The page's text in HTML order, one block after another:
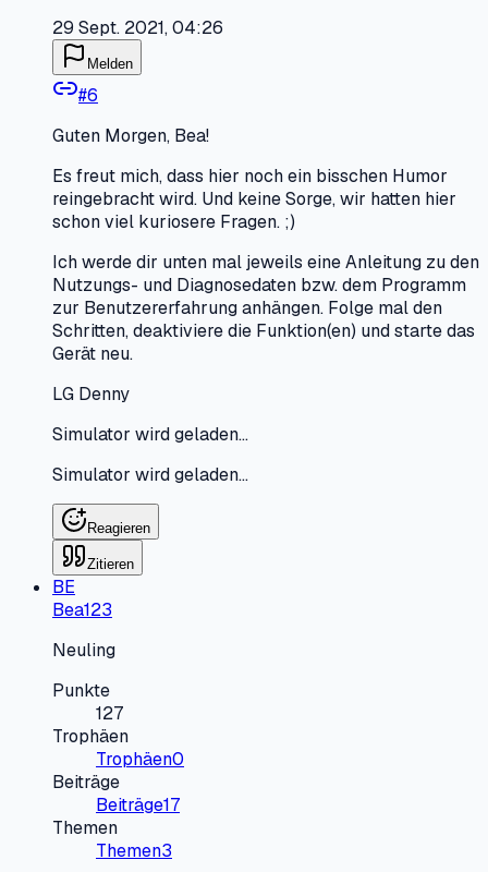
29 Sept. 2021, 04:26
Melden
#6
Guten Morgen, Bea!
Es freut mich, dass hier noch ein bisschen Humor
reingebracht wird. Und keine Sorge, wir hatten hier
schon viel kuriosere Fragen. ;)
Ich werde dir unten mal jeweils eine Anleitung zu den
Nutzungs- und Diagnosedaten bzw. dem Programm
zur Benutzererfahrung anhängen. Folge mal den
Schritten, deaktiviere die Funktion(en) und starte das
Gerät neu.
LG Denny
Simulator wird geladen…
Simulator wird geladen…
Reagieren
Zitieren
BE
Bea123
Neuling
Punkte
127
Trophäen
Trophäen0
Beiträge
Beiträge17
Themen
Themen3